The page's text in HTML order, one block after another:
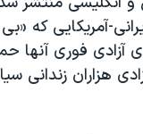
آمریکایی که
آزادی فوری آنها
هزاران زندانی